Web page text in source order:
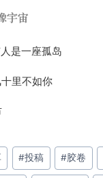
宇宙
是一座孤岛
里不如你
#投稿 #胶卷